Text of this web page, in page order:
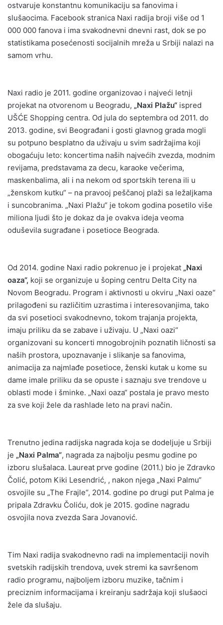
ostvaruje konstantnu komunikaciju sa fanovima i
slušaocima. Facebook stranica Naxi radija broji više od 1
000 000 fanova i ima svakodnevni dnevni rast, dok se po
statistikama posećenosti socijalnih mreža u Srbiji nalazi na
samom vrhu.
Naxi radio je 2011. godine organizovao i najveći letnji
projekat na otvorenom u Beogradu, „Naxi Plažu“ ispred
UŠĆE Shopping centra. Od jula do septembra od 2011. do
2013. godine, svi Beograđani i gosti glavnog grada mogli
su potpuno besplatno da uživaju u svim sadržajima koji
obogaćuju leto: koncertima naših najvećih zvezda, modnim
revijama, predstavama za decu, karaoke večerima,
maskenbalima, ali i na nekom od sportskih terena ili u
„ženskom kutku“ – na pravooj peščanoj plaži sa ležaljkama
i suncobranima. „Naxi Plažu“ je tokom godina posetilo više
miliona ljudi što je dokaz da je ovakva ideja veoma
oduševila sugrađane i posetioce Beograda.
Od 2014. godine Naxi radio pokrenuo je i projekat „Naxi
oaza“, koji se organizuje u šoping centru Delta City na
Novom Beogradu. Program i aktivnosti u okviru „Naxi oaze“
prilagođeni su različitim uzrastima i interesovanjima, tako
da svi posetioci svakodnevno, tokom trajanja projekta,
imaju priliku da se zabave i uživaju. U „Naxi oazi“
organizovani su koncerti mnogobrojnih poznatih ličnosti sa
naših prostora, upoznavanje i slikanje sa fanovima,
animacija za najmlađe posetioce, ženski kutak u kome su
dame imale priliku da se opuste i saznaju sve trendove u
oblasti mode i šminke. „Naxi oaza“ postala je pravo mesto
za sve koji žele da rashlade leto na pravi način.
Trenutno jedina radijska nagrada koja se dodeljuje u Srbiji
je „Naxi Palma“, nagrada za najbolju pesmu godine po
izboru slušalaca. Laureat prve godine (2011.) bio je Zdravko
Čolić, potom Kiki Lesendrić, , nakon njega „Naxi Palmu“
osvojile su „The Frajle“, 2014. godine po drugi put Palma je
pripala Zdravku Čoliću, dok je 2015. godine nagradu
osvojila nova zvezda Sara Jovanović.
Tim Naxi radija svakodnevno radi na implementaciji novih
svetskih radijskih trendova, uvek stremi ka savršenom
radio programu, najboljem izboru muzike, tačnim i
preciznim informacijama i kreiranju sadržaja koji slušaoci
žele da slušaju.